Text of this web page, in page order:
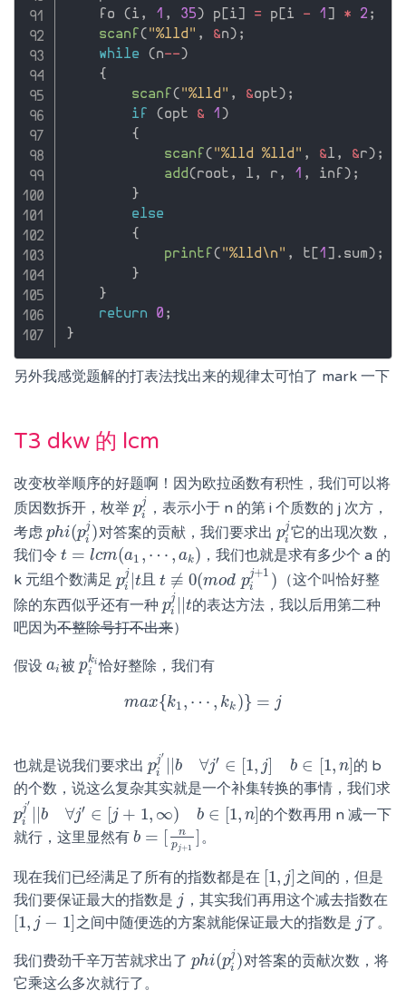
    fo
( i , 1 , 35 ) p i = p i - 1 * 2 ;
scanf ( "%lld" , &n ) ;
while
( n-- )
{
scanf ( "%lld" , &opt ) ;
if
( opt & 1 )
{
scanf ( "%lld %lld" , &l , &r ) ;
add ( root , l , r , 1 , inf ) ;
}
else
{
printf ( "%lld\n" , t 1 . sum ) ;
}
}
return
0 ;
}
另外我感觉题解的打表法找出来的规律太可怕了 mark 一下
T3 dkw 的 lcm
改变枚举顺序的好题啊！因为欧拉函数有积性，我们可以将
质因数拆开，枚举 pj
i
pi ，表示小于 n 的第 i 个质数的 j 次方，
考虑 phi(pj
i )
phi(pij) 对答案的贡献，我们要求出 pj
i
pij它的出现次数，
我们令 t = lcm(a1 , ⋯ , ak)
t =lc m(a1,⋯ ,ak
，我们也就是求有多少个 a 的
k 元组个数满足 pj
i |t
pi |t且t ≢ 0(mod pj+1
i )
t ≢0(modpi +1 )
（这个叫恰好整
除的东西似乎还有一种 pj
i ||t
pi |t的表达方法，我以后用第二种
吧因为不整除号打不出来）
假设 ai
ai 被pki
i
piki
恰好整除，我们有
max{k1, ⋯ , kk )} = j
max{ k 1 , ⋯, kk )} = j
也就是说我们要求出 pj′
i b ∀j′ ∈ [1, j] b ∈ [1, n]
pi |b ′∈[ 1,j b∈[ ]
的 b
的个数，说这么复杂其实就是一个补集转换的事情，我们求
pj′
i b ∀j′ ∈ [j + 1, ∞) b ∈ [1, n]
pi |b ′∈[ +1 ∞ b∈[1,n]
的个数再用 n 减一下
就行，这里显然有 b = [
n
pj+1
]
b =[ pj+1 ]。
现在我们已经满足了所有的指数都是在 [1, j]
1, j] 之间的，但是
我们要保证最大的指数是 j
j ，其实我们再用这个减去指数在
[1, j − 1]
1, j− 1] 之间中随便选的方案就能保证最大的指数是 j
j 了。
我们费劲千辛万苦就求出了 phi(pj
i )
phi(pij) 对答案的贡献次数，将
它乘这么多次就行了。